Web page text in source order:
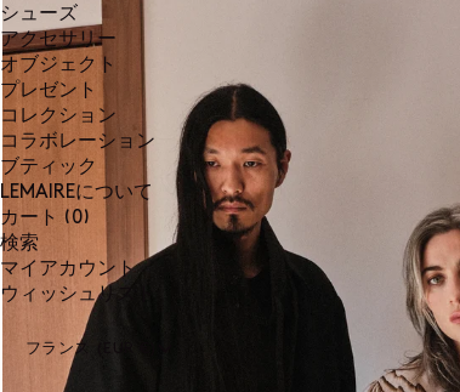
シューズ
アクセサリー
オブジェクト
プレゼント
コレクション
コラボレーション
ブティック
LEMAIREについて
カート
(0) 0個のアイテム
検索
マイアカウント
ウィッシュリスト
フランス (EUR €)